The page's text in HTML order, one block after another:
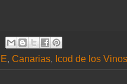
, Canarias, Icod de los Vinos